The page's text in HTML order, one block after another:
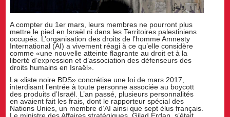
A compter du 1er mars, leurs membres ne pourront plus
mettre le pied en Israël ni dans les Territoires palestiniens
occupés. L’organisation des droits de l’homme Amnesty
International (AI) a vivement réagi à ce qu’elle considère
comme «une nouvelle atteinte flagrante au droit et à la
liberté d’expression et d’association des défenseurs des
droits humains en Israël».
La «liste noire BDS» concrétise une loi de mars 2017,
interdisant l’entrée à toute personne associée au boycott
des produits d’Israël. L’an passé, plusieurs personnalités
en avaient fait les frais, dont le rapporteur spécial des
Nations Unies, un membre d’AI ainsi que sept élus français.
Le ministre des Affaires stratégiques, Gilad Erdan, s’était